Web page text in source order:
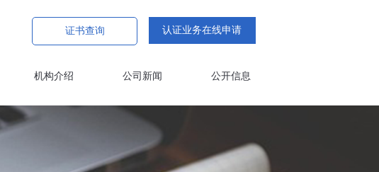
认证业务在线申请
证书查询
机构介绍 公司新闻 公开信息